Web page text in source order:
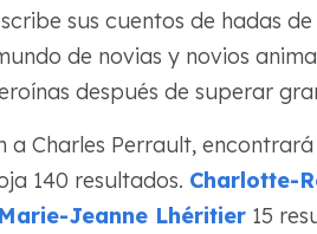
sus cuentos de hadas
de novias y novios
después de superar
a Charles Perrault,
140 resultados. Charlotte-
Marie-Jeanne Lhéritier15